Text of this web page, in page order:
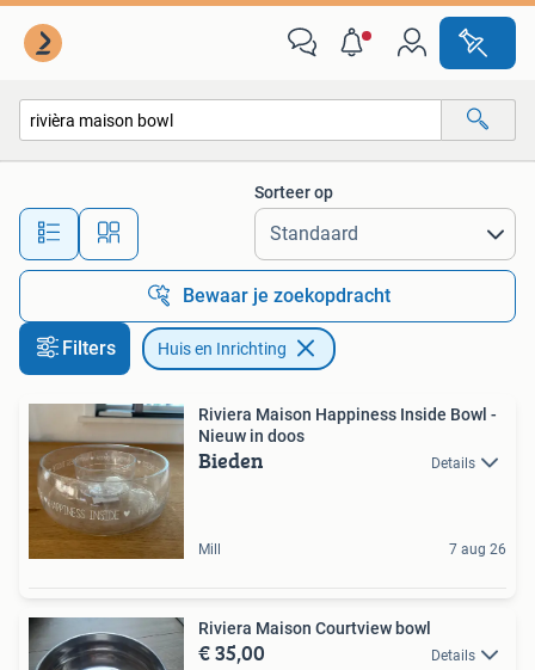
Alle afstanden…
Sorteer op
Bewaar je zoekopdracht
Filters Huis en Inrichting
Riviera Maison Happiness Inside Bowl -
Nieuw in doos
Bieden Details
Mill 7 aug 26
Riviera Maison Courtview bowl
€ 35,00 Details